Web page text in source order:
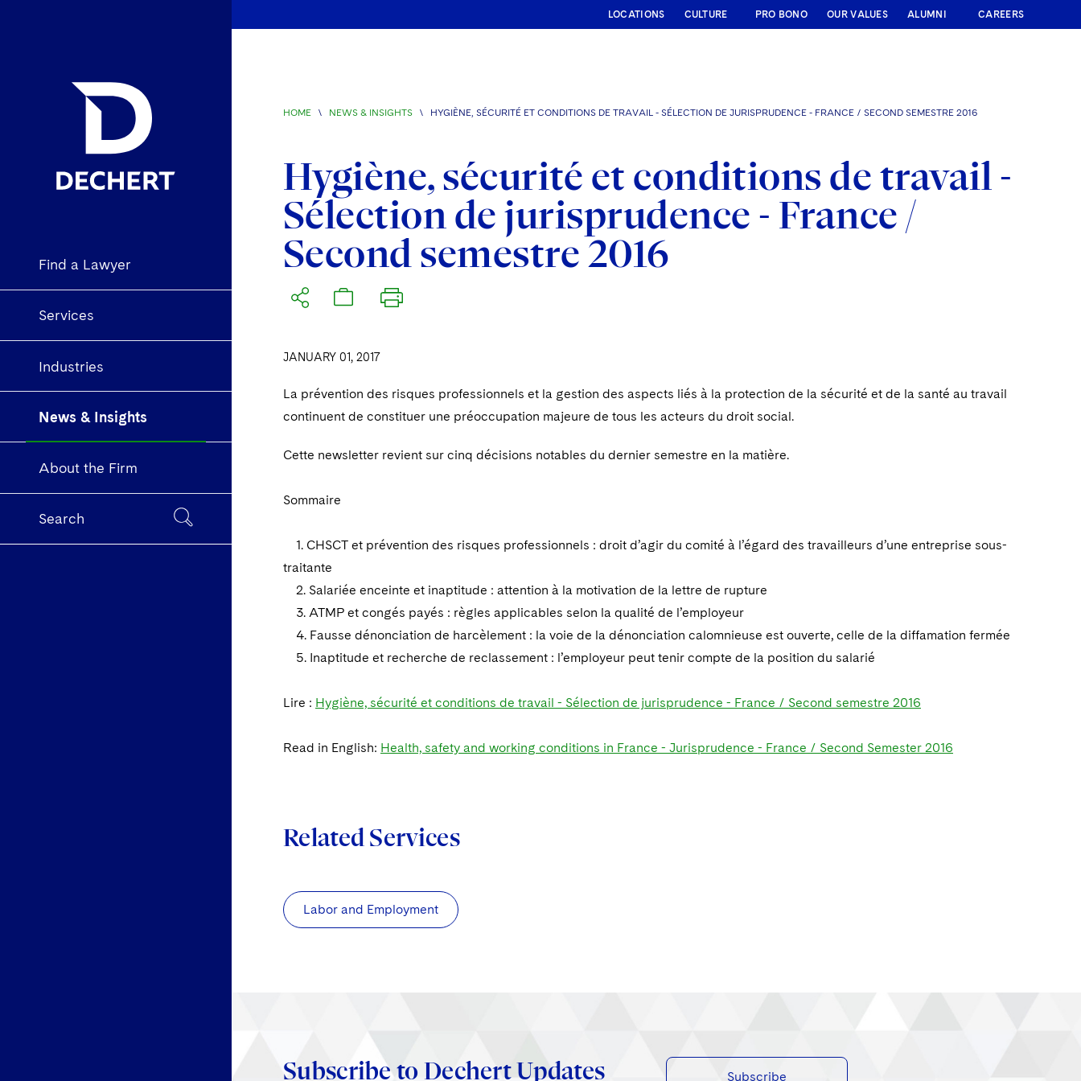
Find a Lawyer
Services
Industries
News & Insights
About the Firm
Search
LOCATIONS CULTURE PRO BONO OUR VALUES ALUMNI CAREERS
HOME \ NEWS & INSIGHTS \ HYGIÈNE, SÉCURITÉ ET CONDITIONS DE TRAVAIL - SÉLECTION DE JURISPRUDENCE - FRANCE / SECOND SEMESTRE 2016
Hygiène, sécurité et conditions de travail -
Sélection de jurisprudence - France /
Second semestre 2016
JANUARY 01, 2017
La prévention des risques professionnels et la gestion des aspects liés à la protection de la sécurité et de la santé au travail
continuent de constituer une préoccupation majeure de tous les acteurs du droit social.
Cette newsletter revient sur cinq décisions notables du dernier semestre en la matière.
Sommaire
1. CHSCT et prévention des risques professionnels : droit d’agir du comité à l’égard des travailleurs d’une entreprise sous-
traitante
2. Salariée enceinte et inaptitude : attention à la motivation de la lettre de rupture
3. ATMP et congés payés : règles applicables selon la qualité de l’employeur
4. Fausse dénonciation de harcèlement : la voie de la dénonciation calomnieuse est ouverte, celle de la diffamation fermée
5. Inaptitude et recherche de reclassement : l’employeur peut tenir compte de la position du salarié
Lire : Hygiène, sécurité et conditions de travail - Sélection de jurisprudence - France / Second semestre 2016
Read in English: Health, safety and working conditions in France - Jurisprudence - France / Second Semester 2016
Related Services
Labor and Employment
Subscribe to Dechert Updates Subscribe